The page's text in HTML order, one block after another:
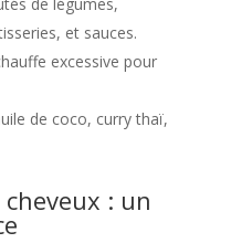
et sauces.
excessive pour
de coco, curry thaï,
: un